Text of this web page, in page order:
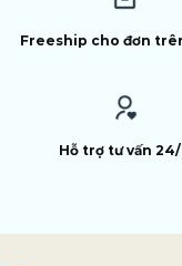
Freeship cho đơn
Hỗ trợ tư vấn